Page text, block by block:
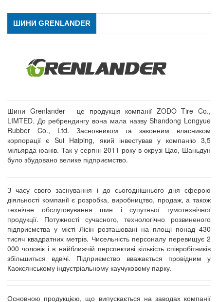
ШИНИ GRENLANDER
Шини Grenlander - це продукція компанії ZODO Tire Co.,
LIMTED. До ребрендингу вона мала назву Shandong Longyue
Rubber Co., Ltd. Засновником та законним власником
корпорації є Sui Haiping, який інвестував у компанію 3,5
мільярда юанів. Так у серпні 2011 року в окрузі Цао, Шаньдун
було збудовано велике підприємство.
З часу свого заснування і до сьогоднішнього дня сферою
діяльності компанії є розробка, виробництво, продаж, а також
технічне обслуговування шин і супутньої гумотехнічної
продукції. Потужності сучасного, технологічно розвиненого
підприємства у місті Лісін розташовані на площі понад 430
тисяч квадратних метрів. Чисельність персоналу перевищує 2
000 чоловік і в найближчій перспективі кількість співробітників
збільшиться вдвічі. Підприємство вважається провідним у
Каоксянському індустріальному каучуковому парку.
Основною продукцією, що випускається на заводах компанії